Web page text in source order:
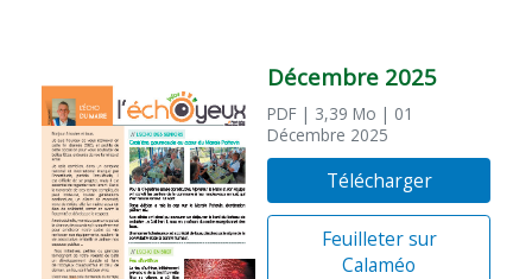
Décembre 2025
PDF | 3,39 Mo | 01
Décembre 2025
Télécharger
Feuilleter sur
Calaméo